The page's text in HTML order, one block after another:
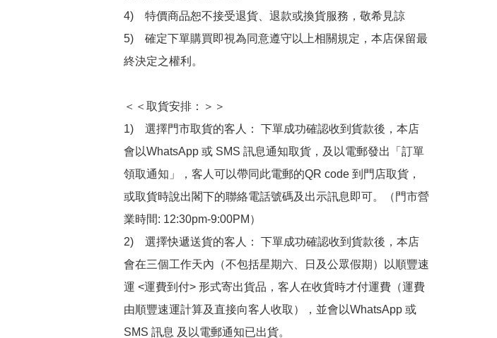
4)　特價商品恕不接受退貨、退款或換貨服務，敬希見諒
5)　確定下單購買即視為同意遵守以上相關規定，本店保留最
終決定之權利。
＜＜取貨安排：＞＞
1)　選擇門市取貨的客人： 下單成功確認收到貨款後，本店
會以WhatsApp 或 SMS 訊息通知取貨，及以電郵發出「訂單
領取通知」，客人可以帶同此電郵的QR code 到門店取貨，
或取貨時說出閣下的聯絡電話號碼及出示訊息即可。（門市營
業時間: 12:30pm-9:00PM）
2)　選擇快遞送貨的客人： 下單成功確認收到貨款後，本店
會在三個工作天內（不包括星期六、日及公眾假期）以順豐速
運 <運費到付> 形式寄出貨品，客人在收貨時才付運費（運費
由順豐速運計算及直接向客人收取），並會以WhatsApp 或
SMS 訊息 及以電郵通知已出貨。